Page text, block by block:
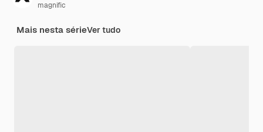
magnific
Mais nesta sérieVer tudo